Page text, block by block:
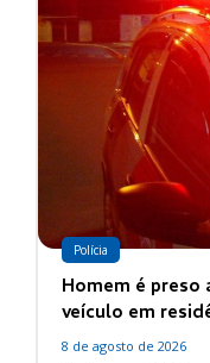
Polícia
Homem é
veículo em
8 de agosto de 2026